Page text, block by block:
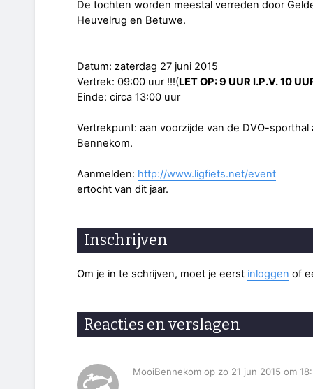
De tochten worden meestal verreden door
Heuvelrug en Betuwe.
Datum: zaterdag 27 juni 2015
Vertrek: 09:00 uur !!!(LET OP: 9 UUR I.P.V. 10
Einde: circa 13:00 uur
Vertrekpunt: aan voorzijde van de DVO-
Bennekom.
Aanmelden: http://www.ligfiets.net/event
ertocht van dit jaar.
Inschrijven
Om je in te schrijven, moet je eerst inloggen of
Reacties en verslagen
MooiBennekom op zo 21 jun 2015 om